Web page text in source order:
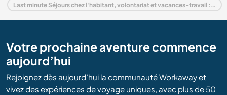
Last minute Séjours chez l'habitant, volontariat et vacances-travail : destination France
Votre prochaine aventure commence
aujourd’hui
Rejoignez dès aujourd’hui la communauté Workaway et
vivez des expériences de voyage uniques, avec plus de 50